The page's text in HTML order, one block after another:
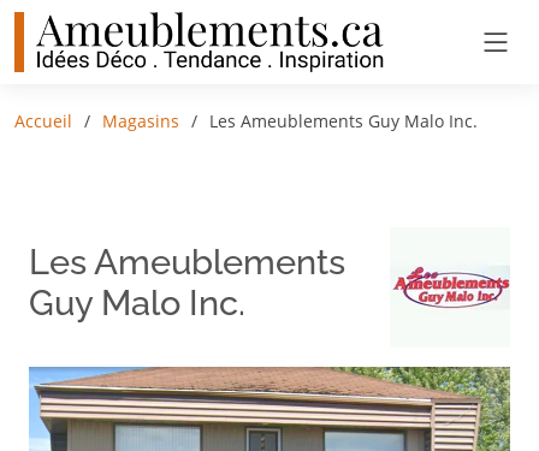
Accueil Magasins Les Ameublements Guy Malo Inc.
Les Ameublements
Guy Malo Inc.